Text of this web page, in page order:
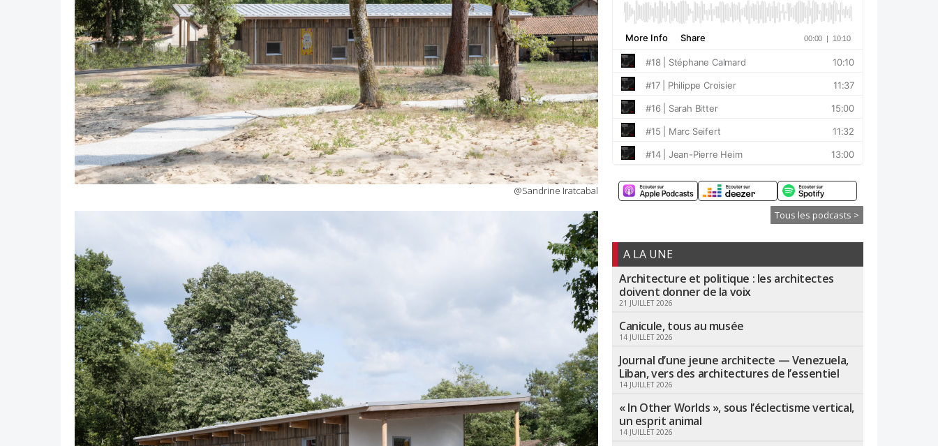
@Sandrine Iratcabal
Tous les podcasts >
A LA UNE
Architecture et politique : les architectes
doivent donner de la voix
21 JUILLET 2026
Canicule, tous au musée
14 JUILLET 2026
Journal d’une jeune architecte — Venezuela,
Liban, vers des architectures de l’essentiel
14 JUILLET 2026
« In Other Worlds », sous l’éclectisme vertical,
un esprit animal
14 JUILLET 2026